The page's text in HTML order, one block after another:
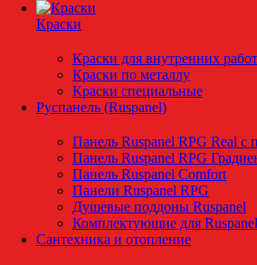
Краски
Краски для внутренних работ
Краски по металлу
Краски специальные
Руспанель (Ruspanel)
Панель Ruspanel RPG Real с
Панель Ruspanel RPG
Панель Ruspanel Comfort
Панели Ruspanel RPG
Душевые поддоны Ruspanel
Комплектующие для Ruspanel
Сантехника и отопление